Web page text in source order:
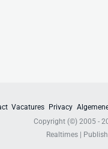
Vacatures Privacy
Copyright (©) 2005 -
Realtimes |